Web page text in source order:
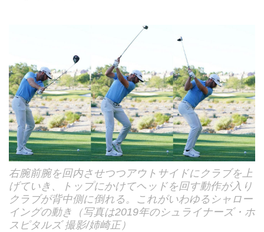
右腕前腕を回内させつつアウトサイドにクラブを上
げていき、トップにかけてヘッドを回す動作が入り
クラブが背中側に倒れる。これがいわゆるシャロー
イングの動き（写真は2019年のシュライナーズ・ホ
スピタルズ 撮影/姉崎正）